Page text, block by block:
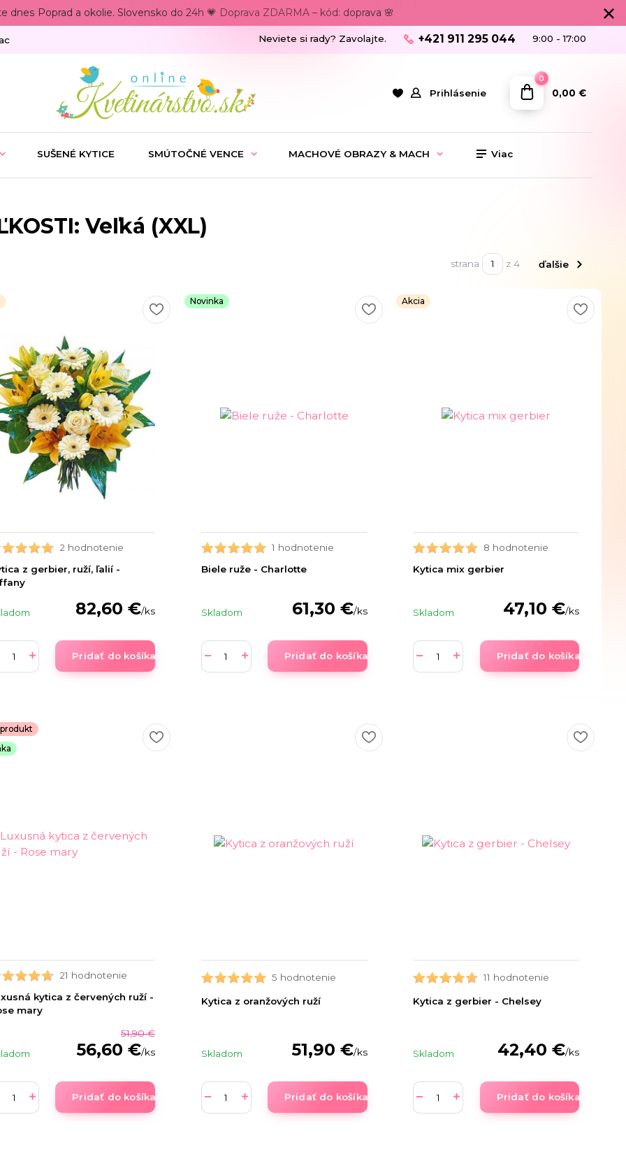
dnes Poprad a okolie. Slovensko do 24h 💗 Doprava ZDARMA – kód: doprava 🌸
Prihlásenie
Neviete si rady? Zavolajte. +421 911 295 044 9:00 - 17:00
0
0,00 €
SUŠENÉ KYTICE SMÚTOČNÉ VENCE MACHOVÉ OBRAZY & MACH Viac
Veľká (XXL)
strana z 4 ďalšie
2 hodnotenie
z gerbier, ruží, ľalií -
82,60 €/ks
Pridať do košíka
Novinka
1 hodnotenie
Biele ruže - Charlotte
61,30 €/ks
Skladom
Pridať do košíka
Akcia
8 hodnotenie
Kytica mix gerbier
47,10 €/ks
Skladom
Pridať do košíka
21 hodnotenie
kytica z červených ruží -
mary
51,90 €
56,60 €/ks
Pridať do košíka
5 hodnotenie
Kytica z oranžových ruží
51,90 €/ks
Skladom
Pridať do košíka
11 hodnotenie
Kytica z gerbier - Chelsey
42,40 €/ks
Skladom
Pridať do košíka